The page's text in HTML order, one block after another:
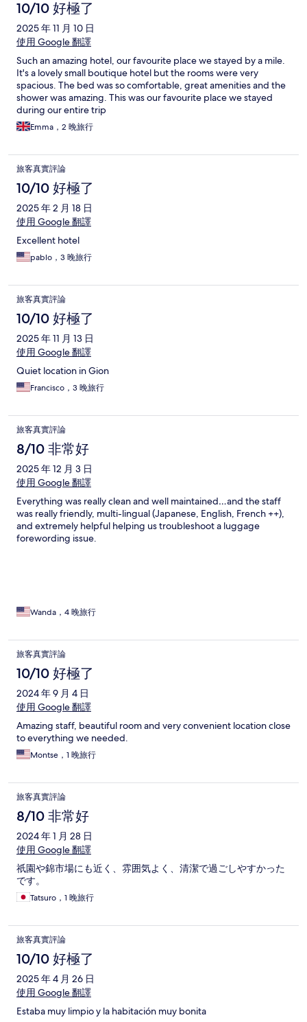
10/10 好極了
2025 年 11 月 10 日
使用 Google 翻譯
Such an amazing hotel, our favourite place we stayed by a mile.
It's a lovely small boutique hotel but the rooms were very
spacious. The bed was so comfortable, great amenities and the
shower was amazing. This was our favourite place we stayed
during our entire trip
Emma，2 晚旅行
旅客真實評論
10/10 好極了
2025 年 2 月 18 日
使用 Google 翻譯
Excellent hotel
pablo，3 晚旅行
旅客真實評論
10/10 好極了
2025 年 11 月 13 日
使用 Google 翻譯
Quiet location in Gion
Francisco，3 晚旅行
旅客真實評論
8/10 非常好
2025 年 12 月 3 日
使用 Google 翻譯
Everything was really clean and well maintained…and the staff
was really friendly, multi-lingual (Japanese, English, French ++),
and extremely helpful helping us troubleshoot a luggage
forewording issue.
Wanda，4 晚旅行
旅客真實評論
10/10 好極了
2024 年 9 月 4 日
使用 Google 翻譯
Amazing staff, beautiful room and very convenient location close
to everything we needed.
Montse，1 晚旅行
旅客真實評論
8/10 非常好
2024 年 1 月 28 日
使用 Google 翻譯
祇園や錦市場にも近く、雰囲気よく、清潔で過ごしやすかった
です。
Tatsuro，1 晚旅行
旅客真實評論
10/10 好極了
2025 年 4 月 26 日
使用 Google 翻譯
Estaba muy limpio y la habitación muy bonita